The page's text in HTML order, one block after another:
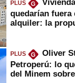
PLUS G
quedarían fuera
alquiler: la
PLUS G
Oliver
Petroperú: lo
del Minem